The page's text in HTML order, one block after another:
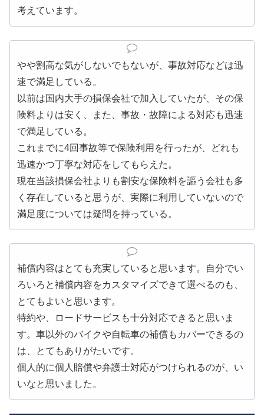
考えています。
やや割高な気がしないでもないが、事故対応などは迅
速で満足している。
以前は国内大手の損保会社で加入していたが、その保
険料よりは安く、また、事故・故障による対応も迅速
で満足している。
これまでに4回事故等で保険利用を行ったが、どれも
迅速かつ丁寧な対応をしてもらえた。
現在当該損保会社よりも割安な保険料を謳う会社も多
く存在していると思うが、実際に利用していないので
満足度については疑問を持っている。
補償内容はとても充実していると思います。自分でい
ろいろと補償内容をカスタマイズできて選べるのも、
とてもよいと思います。
特約や、ロードサービスも十分対応できると思いま
す。車以外のバイクや自転車の補償もカバーできるの
は、とてもありがたいです。
個人的に個人賠償や弁護士対応がつけられるのが、い
いなと思いました。